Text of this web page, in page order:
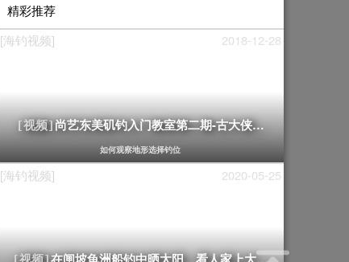
精彩推荐
[海钓视频]
2018-12-28
[视频]尚艺东美矶钓入门教室第二期-古大侠讲解
如何观察地形选择钓位
[海钓视频] 2020-05-25